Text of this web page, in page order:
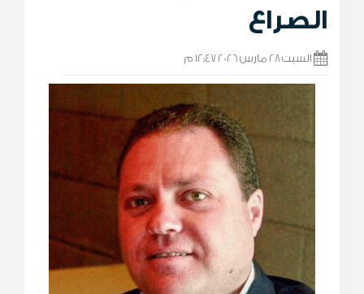
الصراع
السبت 28 مارس 2026 12:47 م